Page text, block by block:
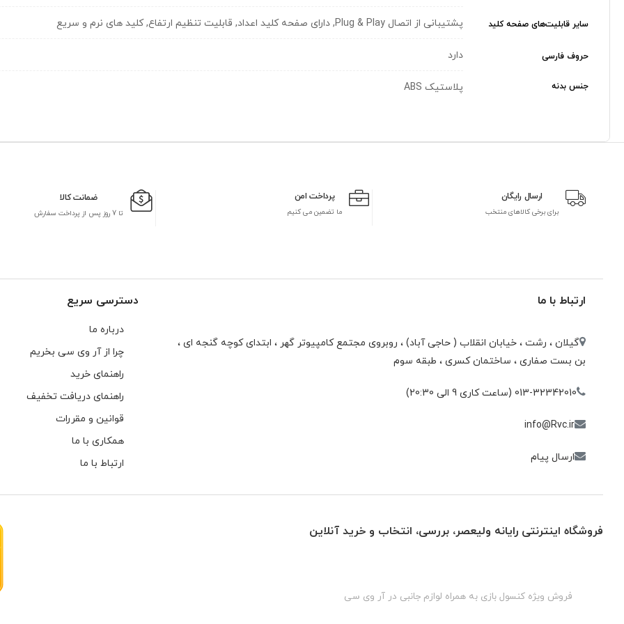
سایر قابلیت‌های صفحه کلید پشتیبانی از اتصال Plug & Play, دارای صفحه کلید اعداد, قابلیت تنظیم ارتفاع, کلید های نرم و سریع
حروف فارسی دارد
جنس بدنه پلاستیک ABS
ارسال رایگان
برای برخی کالاهای منتخب
پرداخت امن
ما تضمین می کنیم
ضمانت کالا
تا 7 روز پس از پرداخت سفارش
ارتباط با ما
گیلان ، رشت ، خيابان انقلاب ( حاجی آباد) ، روبروی مجتمع كامپيوتر گهر ، ابتدای كوچه گنجه ای ،
بن بست صفاری ، ساختمان كسری ، طبقه سوم
013-32342010 (ساعت کاری 9 الی 20:30)
info@Rvc.ir
ارسال پیام
دسترسی سریع
درباره ما
چرا از آر وی سی بخریم
راهنمای خرید
راهنمای دریافت تخفیف
قوانین و مقررات
همکاری با ما
ارتباط با ما
فروشگاه اینترنتی رایانه ولیعصر، بررسی، انتخاب و خرید آنلاین
فروش ویژه کنسول بازی به همراه لوازم جانبی در آر وی سی هارهای اینترنال مخصوص دوربین